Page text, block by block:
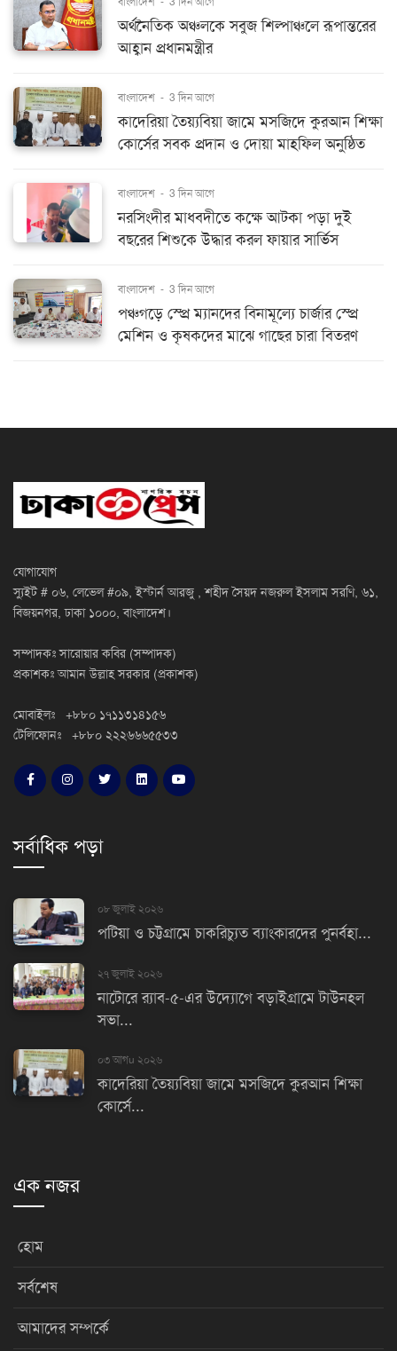
অর্থনৈতিক অঞ্চলকে সবুজ শিল্পাঞ্চলে রূপান্তরের
আহ্বান প্রধানমন্ত্রীর
বাংলাদেশ - 3 দিন আগে
কাদেরিয়া তৈয়্যবিয়া জামে মসজিদে কুরআন শিক্ষা
কোর্সের সবক প্রদান ও দোয়া মাহফিল অনুষ্ঠিত
বাংলাদেশ - 3 দিন আগে
নরসিংদীর মাধবদীতে কক্ষে আটকা পড়া দুই
বছরের শিশুকে উদ্ধার করল ফায়ার সার্ভিস
বাংলাদেশ - 3 দিন আগে
পঞ্চগড়ে স্প্রে ম্যানদের বিনামূল্যে চার্জার স্প্রে
মেশিন ও কৃষকদের মাঝে গাছের চারা বিতরণ
যোগাযোগ
স্যুইট # ০৬, লেভেল #০৯, ইস্টার্ন আরজু , শহীদ সৈয়দ নজরুল ইসলাম সরণি, ৬১,
বিজয়নগর, ঢাকা ১০০০, বাংলাদেশ।
সম্পাদকঃ সারোয়ার কবির (সম্পাদক)
প্রকাশকঃ আমান উল্লাহ সরকার (প্রকাশক)
মোবাইলঃ +৮৮০ ১৭১১৩১৪১৫৬
টেলিফোনঃ +৮৮০ ২২২৬৬৬৫৫৩৩
সর্বাধিক পড়া
০৮ জুলাই ২০২৬
পটিয়া ও চট্টগ্রামে চাকরিচ্যুত ব্যাংকারদের পুনর্বহা...
২৭ জুলাই ২০২৬
নাটোরে র‌্যাব-৫-এর উদ্যোগে বড়াইগ্রামে টাউনহল
সভা...
০৩ আগu ২০২৬
কাদেরিয়া তৈয়্যবিয়া জামে মসজিদে কুরআন শিক্ষা
কোর্সে...
এক নজর
হোম
সর্বশেষ
আমাদের সম্পর্কে